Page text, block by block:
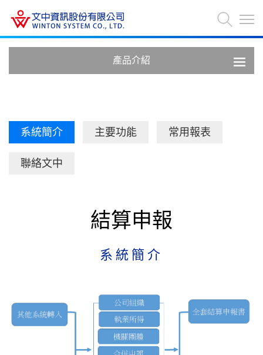
產品介紹
系統簡介 主要功能 常用報表
聯絡文中
結算申報
系統簡介